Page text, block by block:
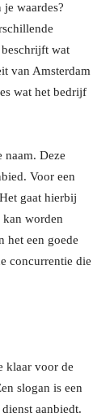
waardes?
wat
van Amsterdam
wat het bedrijf
naam. Deze
Voor een
gaat hierbij
worden
het een goede
concurrentie die
klaar voor de
slogan is een
aanbiedt.